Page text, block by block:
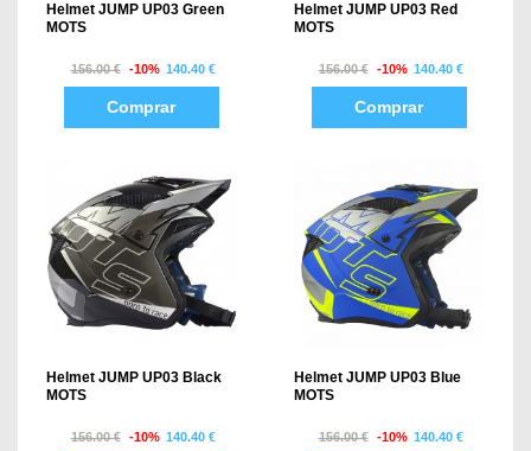
Helmet JUMP UP03 Green
MOTS
156.00 € -10% 140.40 €
Comprar
Helmet JUMP UP03 Red
MOTS
156.00 € -10% 140.40 €
Comprar
Helmet JUMP UP03 Black
MOTS
156.00 € -10% 140.40 €
Helmet JUMP UP03 Blue
MOTS
156.00 € -10% 140.40 €